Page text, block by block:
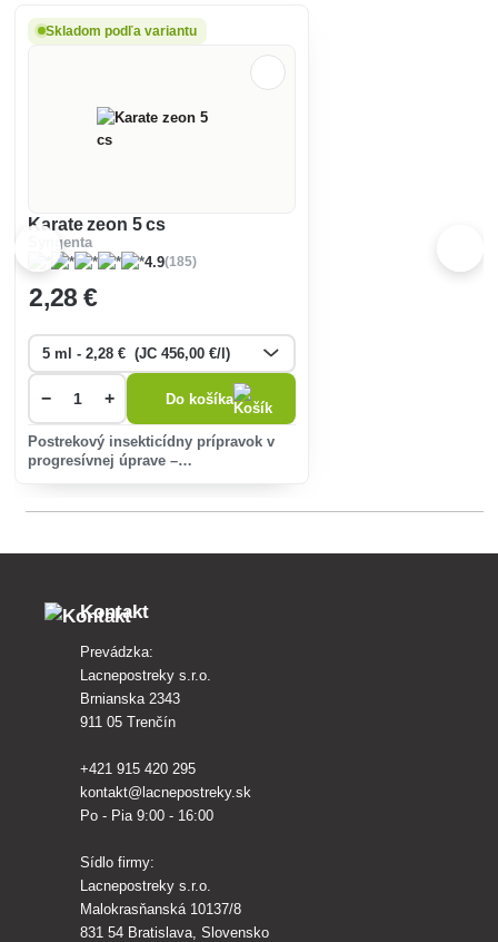
Skladom podľa variantu
Karate zeon 5 cs
Syngenta
4.9(185)
2,28 €
− + Do košíka
Postrekový insekticídny prípravok v
progresívnej úprave –
Kontakt
Prevádzka:
Lacnepostreky s.r.o.
Brnianska 2343
911 05 Trenčín
+421 915 420 295
kontakt@lacnepostreky.sk
Po - Pia 9:00 - 16:00
Sídlo firmy:
Lacnepostreky s.r.o.
Malokrasňanská 10137/8
831 54 Bratislava, Slovensko